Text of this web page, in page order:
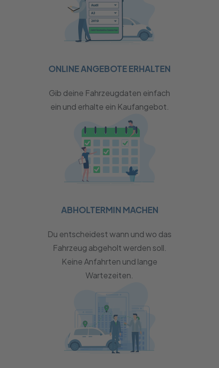
ONLINE ANGEBOTE ERHALTEN
Gib deine Fahrzeugdaten einfach
ein und erhalte ein Kaufangebot.
ABHOLTERMIN MACHEN
Du entscheidest wann und wo das
Fahrzeug abgeholt werden soll.
Keine Anfahrten und lange
Wartezeiten.